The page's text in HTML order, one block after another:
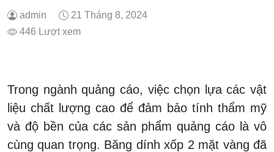
admin
21 Tháng 8, 2024
446 Lượt xem
Trong ngành quảng cáo, việc chọn lựa các vật
liệu chất lượng cao để đảm bảo tính thẩm mỹ
và độ bền của các sản phẩm quảng cáo là vô
cùng quan trọng. Băng dính xốp 2 mặt vàng đã